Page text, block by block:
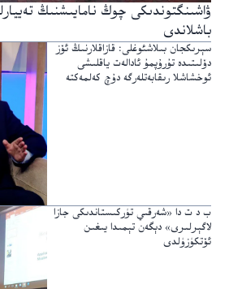
ۋاشىنگتوندىكى چوڭ نامايىشنىڭ
باشلاندى
سېرىكجان بىلاشئوغلى: قازاقلارنىڭ ئۆز
دۆلىتىدە تۇرۇپمۇ ئادالەت ياقلىشى
ئوخشاشلا رىقابەتلەرگە دۇچ كەلمەكتە
ب د ت دا «شەرقىي تۈركىستاندىكى جازا
لاگېرلىرى» دېگەن تېمىدا يىغىن
ئۆتكۈزۈلدى